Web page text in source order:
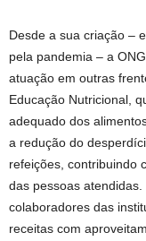
Desde a sua criação –
pela pandemia – a
atuação em outras
Educação Nutricional,
adequado dos
a redução do
refeições, contribuindo
das pessoas
colaboradores das
receitas com